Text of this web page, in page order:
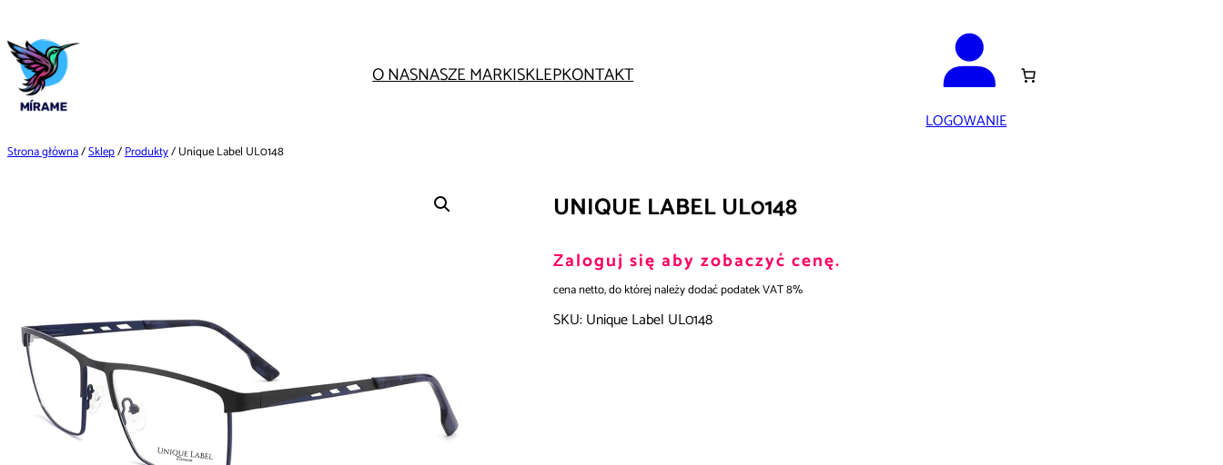
do
treści
O NASNASZE MARKISKLEPKONTAKT
LOGOWANIE
Strona główna/Sklep/Produkty/ Unique Label UL0148
UNIQUE LABEL UL0148
Zaloguj się aby zobaczyć cenę.
cena netto, do której należy dodać podatek VAT 8%
SKU: Unique Label UL0148